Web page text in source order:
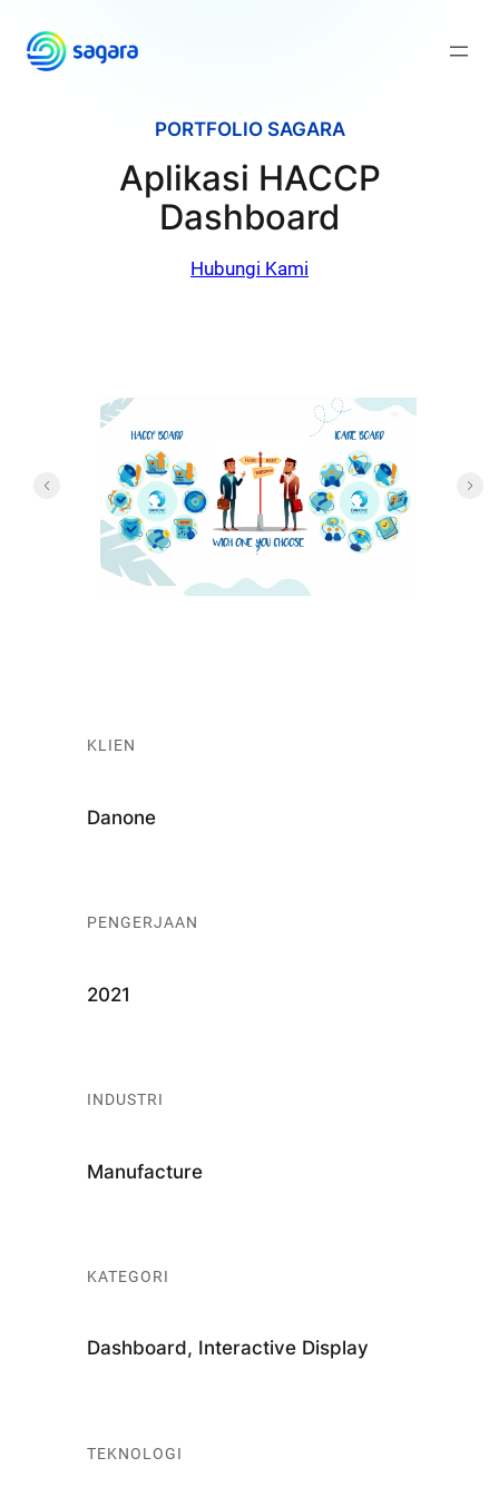
content
PORTFOLIO SAGARA
Aplikasi HACCP
Dashboard
Hubungi Kami
KLIEN
Danone
PENGERJAAN
2021
INDUSTRI
Manufacture
KATEGORI
Dashboard, Interactive Display
TEKNOLOGI